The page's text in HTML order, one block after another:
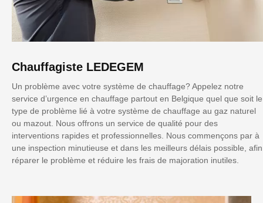
Chauffagiste LEDEGEM
Un problème avec votre système de chauffage? Appelez notre
service d’urgence en chauffage partout en Belgique quel que soit le
type de problème lié à votre système de chauffage au gaz naturel
ou mazout. Nous offrons un service de qualité pour des
interventions rapides et professionnelles. Nous commençons par à
une inspection minutieuse et dans les meilleurs délais possible, afin
réparer le problème et réduire les frais de majoration inutiles.